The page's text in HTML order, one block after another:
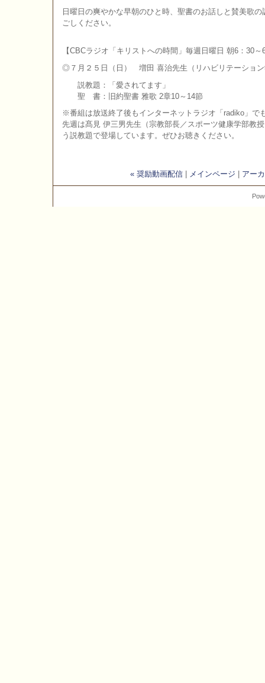
日曜日の爽やかな早朝のひと時、聖書のお話しと賛美歌
ごしください。
【CBCラジオ「キリストへの時間」毎週日曜日 朝6：30～
◎７月２５日（日） 増田 喜治先生（リハビリテーショ
説教題：「愛されてます」
聖 書：旧約聖書 雅歌 2章10～14節
※番組は放送終了後もインターネットラジオ「radiko」で
先週は髙見 伊三男先生（宗教部長／スポーツ健康学部教
う説教題で登場しています。ぜひお聴きください。
« 奨励動画配信 メインページ アー